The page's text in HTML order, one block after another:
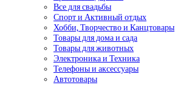
Все для свадьбы
Спорт и Активный отдых
Хобби, Творчество и Канцтовары
Товары для дома и сада
Товары для животных
Электроника и Техника
Телефоны и аксессуары
Автотовары